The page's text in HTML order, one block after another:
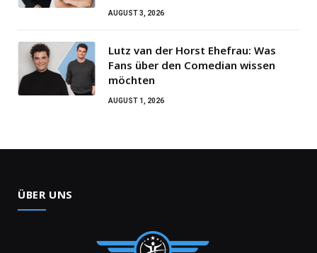
AUGUST 3, 2026
Lutz van der Horst Ehefrau: Was
Fans über den Comedian wissen
möchten
AUGUST 1, 2026
ÜBER UNS